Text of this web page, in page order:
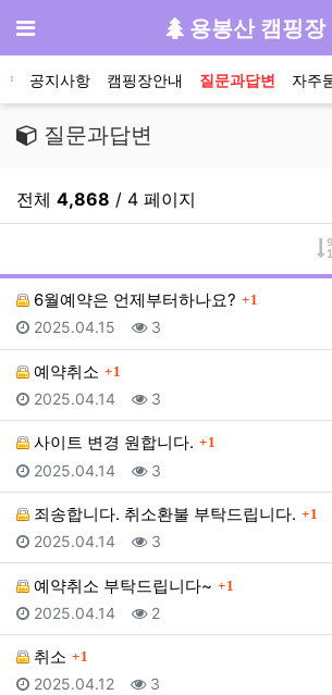
메뉴 용봉산 캠핑장
메인 메뉴
공지사항 캠핑장안내 질문과답변 자주
질문과답변
전체 4,868 / 4 페이지
6월예약은 언제부터하나요? 댓글
1
등록일
2025.04.15 조회
3
예약취소 댓글
1
등록일
2025.04.14 조회
3
사이트 변경 원합니다. 댓글
1
등록일
2025.04.14 조회
3
죄송합니다. 취소환불 부탁드립니다. 댓글
1
등록일
2025.04.14 조회
3
예약취소 부탁드립니다~ 댓글
1
등록일
2025.04.14 조회
2
취소 댓글
1
등록일
2025.04.12 조회
3